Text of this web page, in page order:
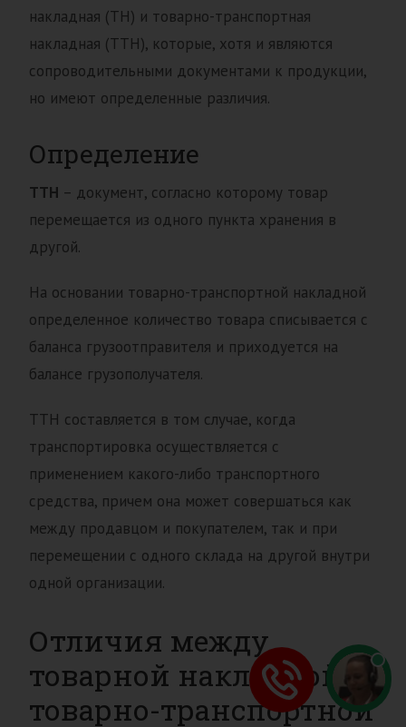
накладная (ТН) и товарно-транспортная
накладная (ТТН), которые, хотя и являются
сопроводительными документами к продукции,
но имеют определенные различия.
Определение
ТТН – документ, согласно которому товар
перемещается из одного пункта хранения в
другой.
На основании товарно-транспортной накладной
определенное количество товара списывается с
баланса грузоотправителя и приходуется на
балансе грузополучателя.
ТТН составляется в том случае, когда
транспортировка осуществляется с
применением какого-либо транспортного
средства, причем она может совершаться как
между продавцом и покупателем, так и при
перемещении с одного склада на другой внутри
одной организации.
Отличия между
товарной накладной и
товарно-транспортной